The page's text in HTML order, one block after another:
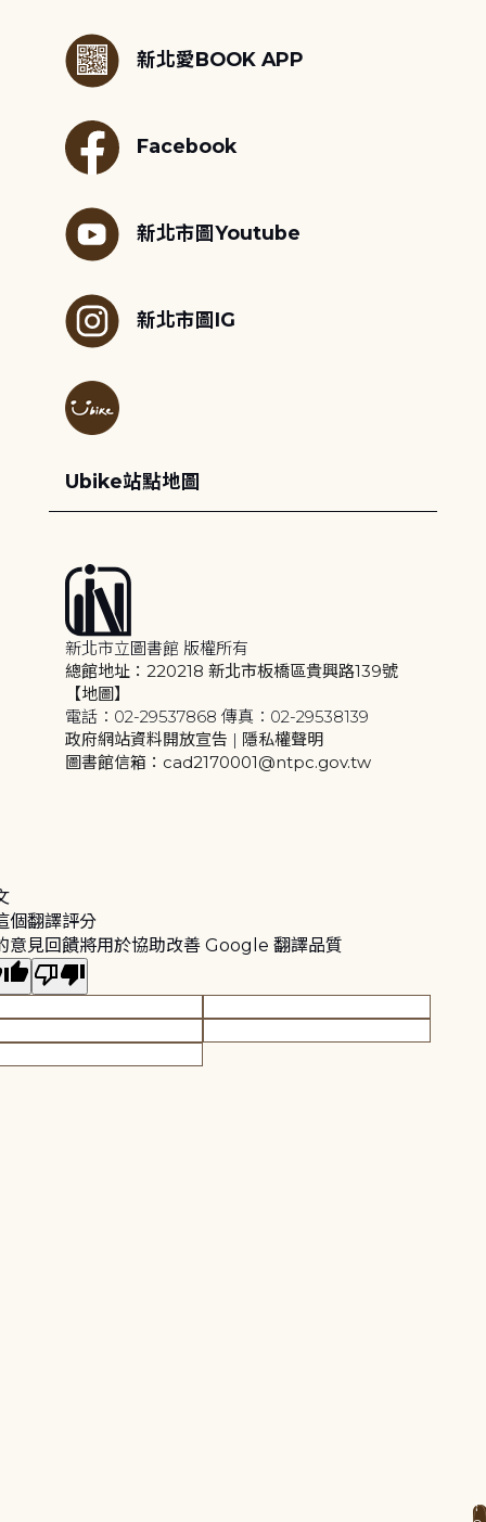
新北愛BOOK APP
Facebook
新北市圖Youtube
新北市圖IG
Ubike站點地圖
新北市立圖書館 版權所有
總館地址：220218 新北市板橋區貴興路139號
【地圖】
電話：02-29537868 傳真：02-29538139
政府網站資料開放宣告 | 隱私權聲明
圖書館信箱：cad2170001@ntpc.gov.tw
個翻譯評分
意見回饋將用於協助改善 Google 翻譯品質